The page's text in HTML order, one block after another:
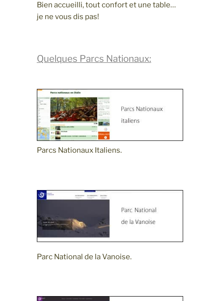
Bien accueilli, tout confort et une table…
je ne vous dis pas!
Quelques Parcs Nationaux:
Parcs Nationaux Italiens.
Parc National de la Vanoise.